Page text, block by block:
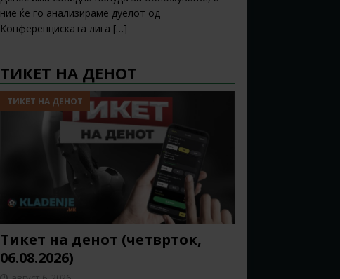
ние ќе го анализираме дуелот од
Конференциската лига […]
ТИКЕТ НА ДЕНОТ
ТИКЕТ НА ДЕНОТ
Тикет на денот (четврток,
06.08.2026)